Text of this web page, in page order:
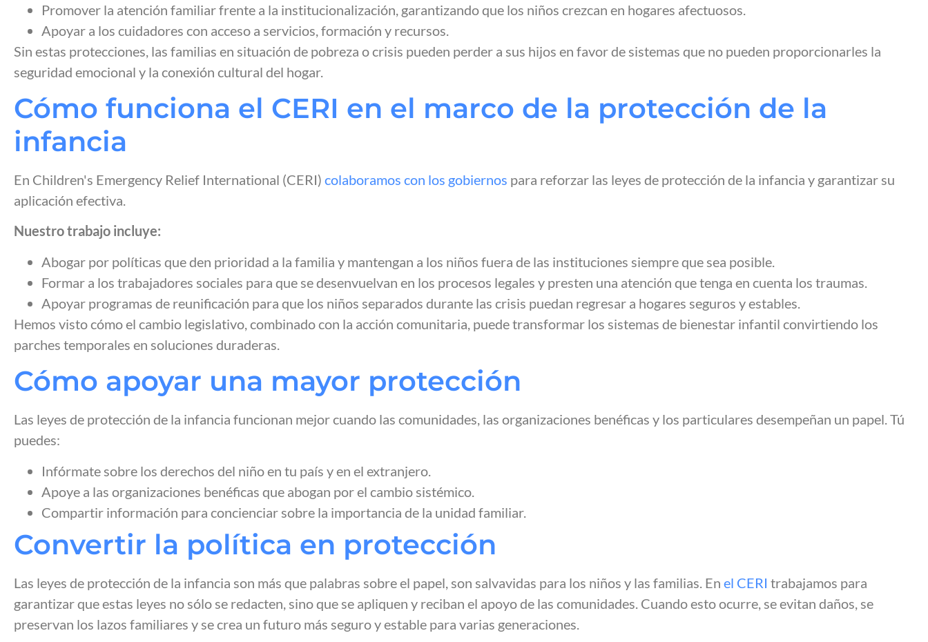
Promover la atención familiar frente a la institucionalización, garantizando que los niños crezcan en hogares afectuosos.
Apoyar a los cuidadores con acceso a servicios, formación y recursos.
Sin estas protecciones, las familias en situación de pobreza o crisis pueden perder a sus hijos en favor de sistemas que no pueden proporcionarles la
seguridad emocional y la conexión cultural del hogar.
Cómo funciona el CERI en el marco de la protección de la
infancia
En Children's Emergency Relief International (CERI) colaboramos con los gobiernos para reforzar las leyes de protección de la infancia y garantizar su
aplicación efectiva.
Nuestro trabajo incluye:
Abogar por políticas que den prioridad a la familia y mantengan a los niños fuera de las instituciones siempre que sea posible.
Formar a los trabajadores sociales para que se desenvuelvan en los procesos legales y presten una atención que tenga en cuenta los traumas.
Apoyar programas de reunificación para que los niños separados durante las crisis puedan regresar a hogares seguros y estables.
Hemos visto cómo el cambio legislativo, combinado con la acción comunitaria, puede transformar los sistemas de bienestar infantil convirtiendo los
parches temporales en soluciones duraderas.
Cómo apoyar una mayor protección
Las leyes de protección de la infancia funcionan mejor cuando las comunidades, las organizaciones benéficas y los particulares desempeñan un papel. Tú
puedes:
Infórmate sobre los derechos del niño en tu país y en el extranjero.
Apoye a las organizaciones benéficas que abogan por el cambio sistémico.
Compartir información para concienciar sobre la importancia de la unidad familiar.
Convertir la política en protección
Las leyes de protección de la infancia son más que palabras sobre el papel, son salvavidas para los niños y las familias. En el CERI trabajamos para
garantizar que estas leyes no sólo se redacten, sino que se apliquen y reciban el apoyo de las comunidades. Cuando esto ocurre, se evitan daños, se
preservan los lazos familiares y se crea un futuro más seguro y estable para varias generaciones.